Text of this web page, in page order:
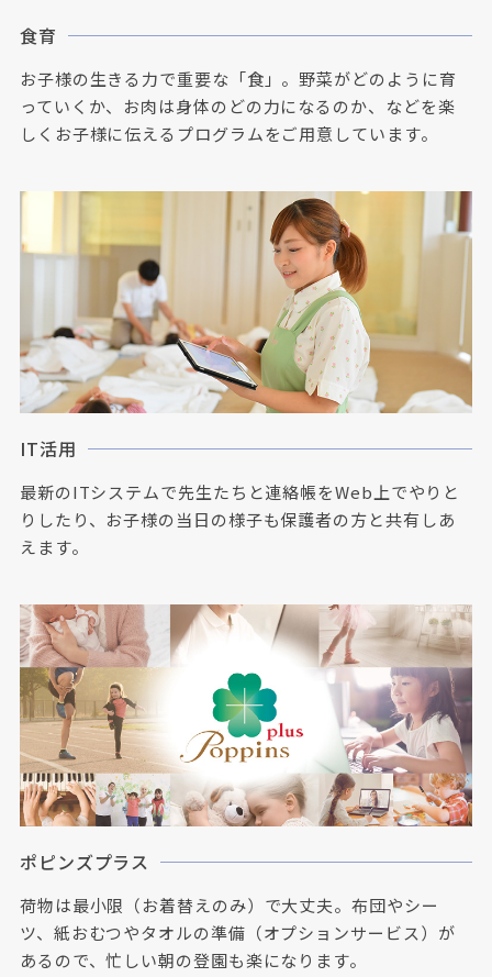
食育
お子様の生きる力で重要な「食」。野菜がどのように育
っていくか、お肉は身体のどの力になるのか、などを楽
しくお子様に伝えるプログラムをご用意しています。
IT活用
最新のITシステムで先生たちと連絡帳をWeb上でやりと
りしたり、お子様の当日の様子も保護者の方と共有しあ
えます。
ポピンズプラス
荷物は最小限（お着替えのみ）で大丈夫。布団やシー
ツ、紙おむつやタオルの準備（オプションサービス）が
あるので、忙しい朝の登園も楽になります。